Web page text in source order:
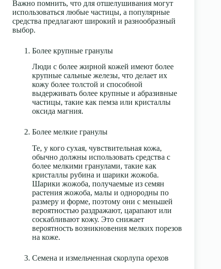
Важно помнить, что для отшелушивания могут
использоваться любые частицы, а популярные
средства предлагают широкий и разнообразный
выбор.
Более крупные гранулы
Люди с более жирной кожей имеют более
крупные сальные железы, что делает их
кожу более толстой и способной
выдерживать более крупные и абразивные
частицы, такие как пемза или кристаллы
оксида магния.
Более мелкие гранулы
Те, у кого сухая, чувствительная кожа,
обычно должны использовать средства с
более мелкими гранулами, такие как
кристаллы рубина и шарики жожоба.
Шарики жожоба, получаемые из семян
растения жожоба, малы и однородны по
размеру и форме, поэтому они с меньшей
вероятностью раздражают, царапают или
соскабливают кожу. Это снижает
вероятность возникновения мелких порезов
на коже.
Семена и измельченная скорлупа орехов